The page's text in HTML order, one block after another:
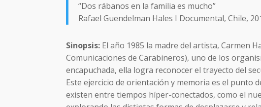
“Dos rábanos en la familia es mucho”
Rafael Guendelman Hales I Documental, Chile,
Sinopsis: El año 1985 la madre del artista, Carmen
Comunicaciones de Carabineros), uno de los
encapuchada, ella logra reconocer el trayecto del
Este ejercicio de orientación y memoria es el punto
existen entre tiempos híper-conectados, como el